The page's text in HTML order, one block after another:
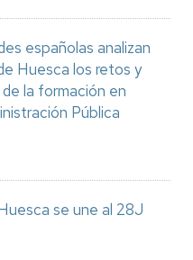
españolas analizan
Huesca los retos y
la formación en
Pública
se une al 28J